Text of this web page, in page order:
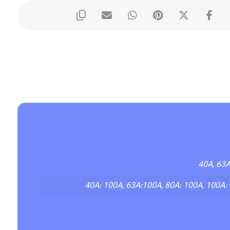
40A,
40A: 100A, 63A:100A, 80A: 100A,